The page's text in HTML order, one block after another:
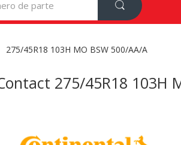
275/45R18 103H MO BSW 500/AA/A
275/45R18 103H